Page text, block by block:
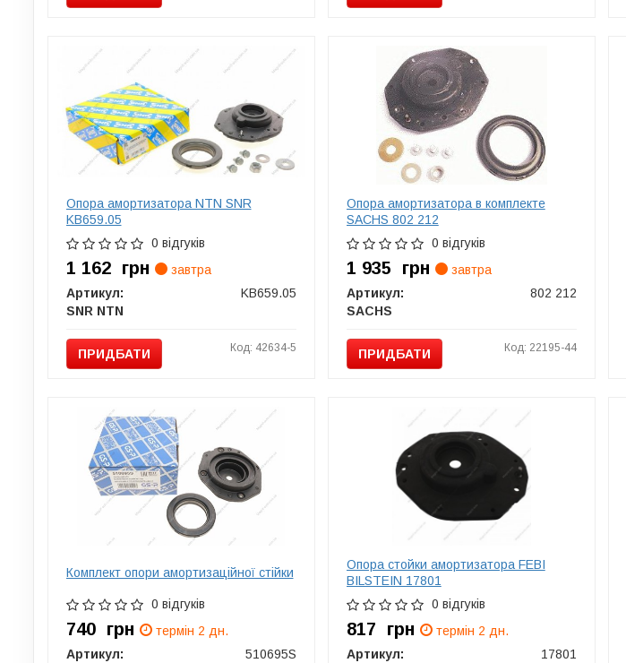
Опора амортизатора NTN SNR
KB659.05
0 відгуків
1 162 грн
завтра
Артикул:
KB659.05
SNR NTN
ПРИДБАТИ Код: 42634-5
Опора амортизатора в комплекте
SACHS 802 212
0 відгуків
1 935 грн
завтра
Артикул:
802 212
SACHS
ПРИДБАТИ Код: 22195-44
Комплект опори амортизаційної стійки
0 відгуків
740 грн
термін 2 дн.
Артикул:
510695S
Опора стойки амортизатора FEBI
BILSTEIN 17801
0 відгуків
817 грн
термін 2 дн.
Артикул:
17801